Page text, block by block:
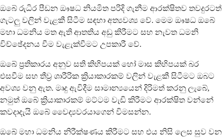
ඔබේ රුධිර පීඩන ඖෂධ නියමිත පරිදි ගැනීම ආරක්ෂිතව තවදුරටත්
ගැටලු වලින් වැළකී සිටීම සඳහා අත්‍යවශ්‍ය වේ. මෙම ඖෂධ ඔබේ
මහා ධමනිය මත ඇති ආතතිය අඩු කිරීමට සහ නැවත ධමනි
විච්ඡේදනය වීම වැළැක්වීමට උපකාරී වේ.
ඔබේ ප්‍රතිකාරය අනුව සති කිහිපයක් හෝ මාස කිහිපයක් බර
එසවීම සහ තීව්‍ර ශාරීරික ක්‍රියාකාරකම් වලින් වැළකී සිටීමට ඔබට
අවශ්‍ය වනු ඇත. මෘදු ඇවිදීම සාමාන්‍යයෙන් දිරිමත් කරනු ලැබේ,
නමුත් ඔබේ ක්‍රියාකාරකම් මට්ටම වැඩි කිරීමට ආරක්ෂිත වන්නේ
කවදාදැයි ඔබේ වෛද්‍යවරයාගෙන් විමසන්න.
ඔබේ මහා ධමනිය නිරීක්ෂණය කිරීමට සහ එය නිසි ලෙස සුව වන